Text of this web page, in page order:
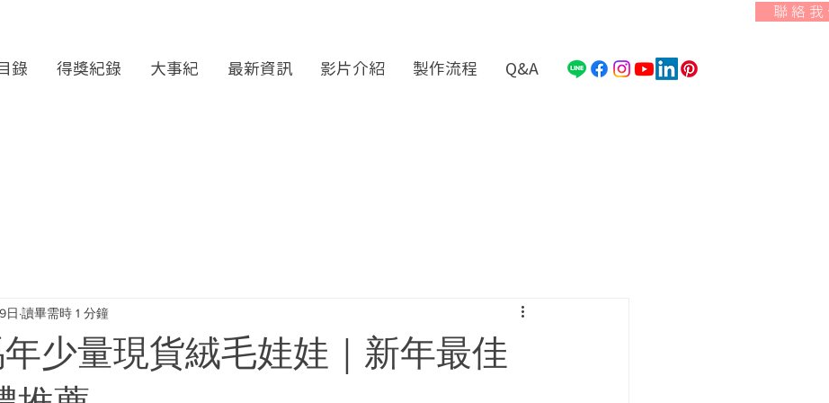
錄 得獎紀錄 大事紀 最新資訊 影片介紹 製作流程 Q&A
聯 絡 我
少量現貨絨毛娃娃｜新年最佳
日 讀畢需時 1 分鐘